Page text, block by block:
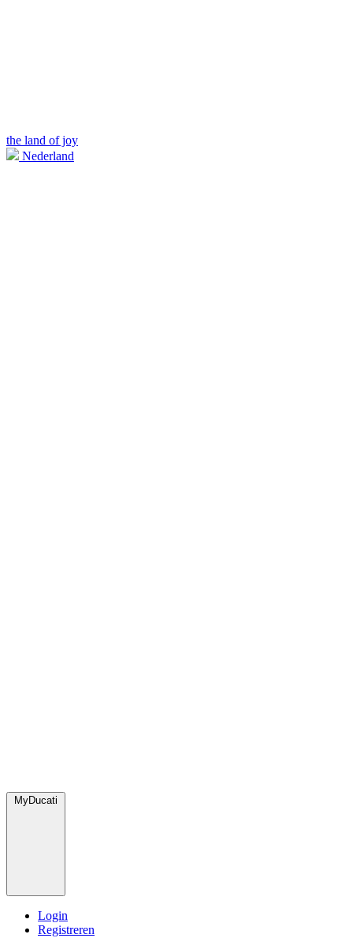
the land of joy
Nederland
MyDucati
Login
Registreren